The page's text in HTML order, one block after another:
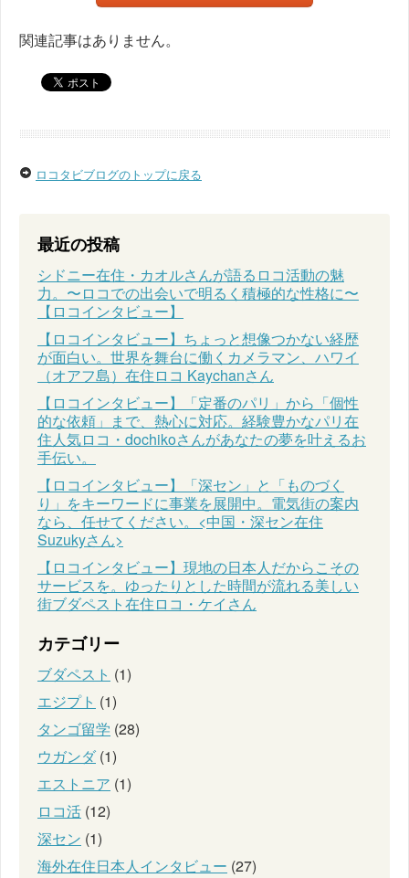
関連記事はありません。
ロコタビブログのトップに戻る
最近の投稿
シドニー在住・カオルさんが語るロコ活動の魅
力。〜ロコでの出会いで明るく積極的な性格に〜
【ロコインタビュー】
【ロコインタビュー】ちょっと想像つかない経歴
が面白い。世界を舞台に働くカメラマン、ハワイ
（オアフ島）在住ロコ Kaychanさん
【ロコインタビュー】「定番のパリ」から「個性
的な依頼」まで、熱心に対応。経験豊かなパリ在
住人気ロコ・dochikoさんがあなたの夢を叶えるお
手伝い。
【ロコインタビュー】「深セン」と「ものづく
り」をキーワードに事業を展開中。電気街の案内
なら、任せてください。<中国・深セン在住
Suzukyさん>
【ロコインタビュー】現地の日本人だからこその
サービスを。ゆったりとした時間が流れる美しい
街ブダペスト在住ロコ・ケイさん
カテゴリー
ブダペスト (1)
エジプト (1)
タンゴ留学 (28)
ウガンダ(1)
エストニア (1)
ロコ活 (12)
深セン (1)
海外在住日本人インタビュー (27)